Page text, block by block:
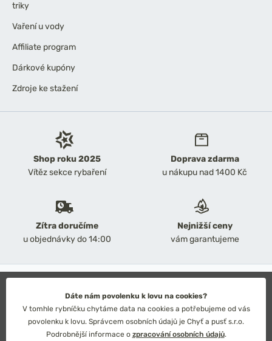
Shop roku 2025
Vítěz sekce rybaření
Doprava zdarma
u nákupu nad 1400 Kč
Zítra doručíme
u objednávky do 14:00
Nejnižší ceny
vám garantujeme
triky
Vaření u vody
Affiliate program
Dárkové kupóny
Zdroje ke stažení
Obchodní podmínky
Ochrana osobních údajů
Technické řešení: Simplia s.r.o.
Strategický design: Petr Široký
Dáte nám povolenku k lovu na cookies?
V tomhle rybníčku chytáme data na cookies a potřebujeme od vás
povolenku k lovu. Správcem osobních údajů je Chyť a pusť s.r.o.
Podrobnější informace o zpracování osobních údajů.